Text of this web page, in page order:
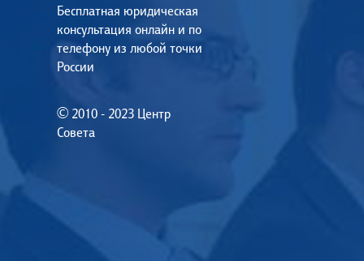
Бесплатная юридическая
консультация онлайн и по
телефону из любой точки
России
© 2010 - 2023 Центр
Совета